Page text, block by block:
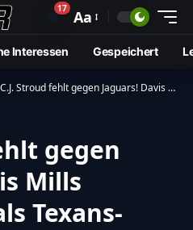
🔔17 Aa
Interessen Gespeichert
C.J. Stroud fehlt gegen Jaguars! Davis Mills übernimmt als Texans-Starter
gegen
Mills
Texans-